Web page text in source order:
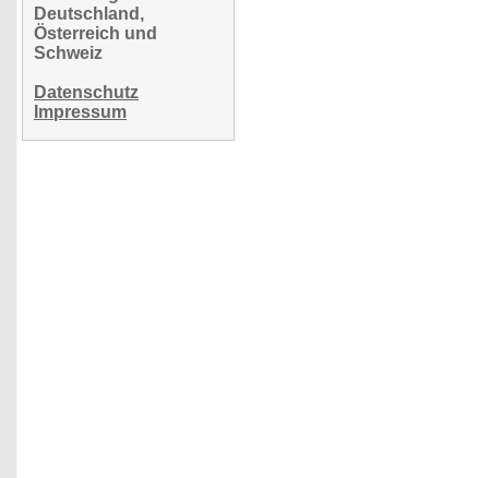
Deutschland,
Österreich und
Schweiz
Datenschutz
Impressum